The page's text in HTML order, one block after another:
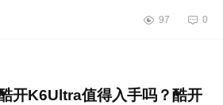
入手吗 TCL电视什么系列好
97 0
开K6Ultra值得入手吗？酷开